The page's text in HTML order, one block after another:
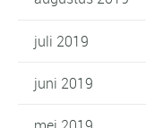
juli 2019
juni 2019